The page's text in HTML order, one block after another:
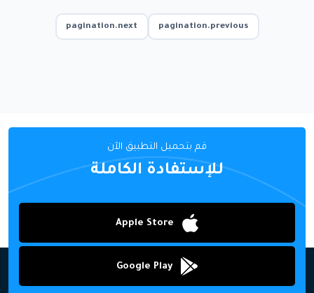
pagination.previous
pagination.next
قم بتحميل التطبيق الآن
للإستفادة الكاملة
Apple Store
Google Play